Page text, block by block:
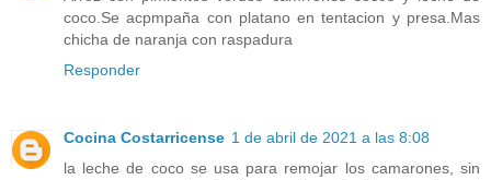
coco.Se acpmpaña con platano en tentacion y presa.Mas
chicha de naranja con raspadura
Responder
Cocina Costarricense 1 de abril de 2021 a las 8:08
la leche de coco se usa para remojar los camarones, sin